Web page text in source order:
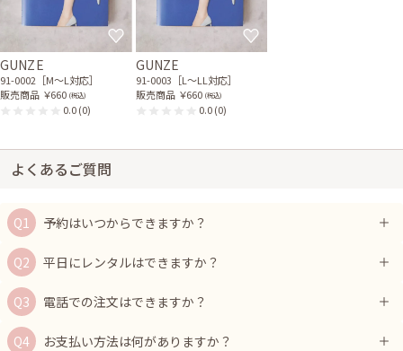
GUNZE
91-0002［M〜L対応］
販売商品 ￥660 (税込)
0.0(0)
GUNZE
91-0003［L〜LL対応］
販売商品 ￥660 (税込)
0.0(0)
よくあるご質問
予約はいつからできますか？
平日にレンタルはできますか？
電話での注文はできますか？
お支払い方法は何がありますか？